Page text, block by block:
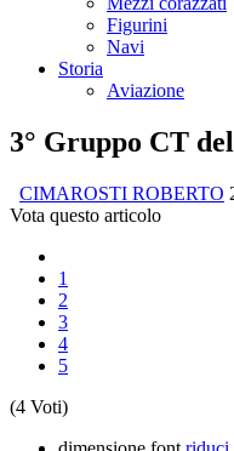
Figurini
Navi
Storia
Aviazione
3° Gruppo CT
CIMAROSTI ROBERTO
Vota questo articolo
1
2
3
4
5
(4 Voti)